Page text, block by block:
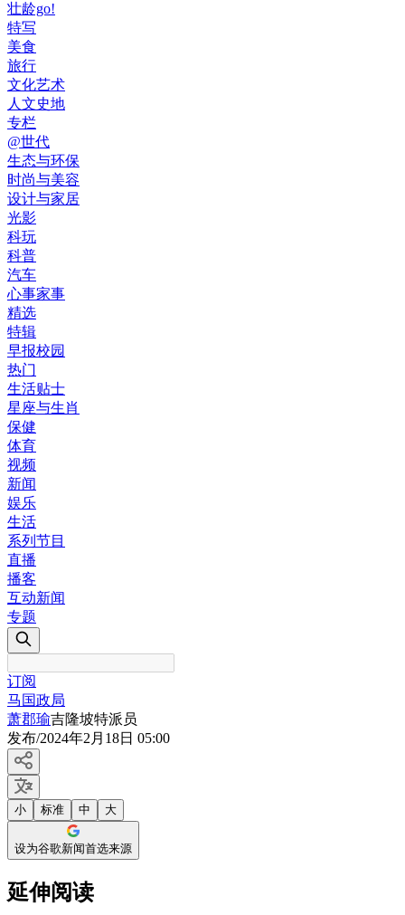
壮龄go!
特写
美食
旅行
文化艺术
人文史地
专栏
@世代
生态与环保
时尚与美容
设计与家居
光影
科玩
科普
汽车
心事家事
精选
特辑
早报校园
热门
生活贴士
星座与生肖
保健
体育
视频
新闻
娱乐
生活
系列节目
直播
播客
互动新闻
专题
订阅
马国政局
萧郡瑜吉隆坡特派员
发布/2024年2月18日 05:00
小 标准 中 大
设为谷歌新闻首选来源
延伸阅读